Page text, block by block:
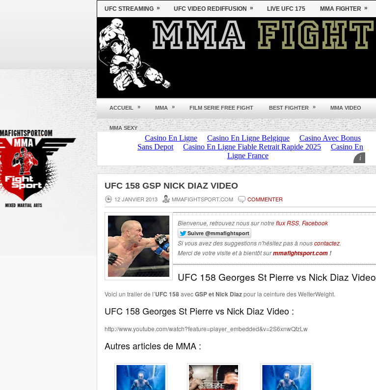
UFC STREAMING » UFC VIDEO REDIFFUSION » LIVE UFC 175 MMA FIGHTER »
ACCUEIL » MMA » FILM SERIE FREE FIGHT BEST FIGHTER » MMA VIDEO
MMA SEXY
UFC 158 GSP NICK DIAZ VIDEO
12 JANVIER 2013 MMAFIGHTSPORT.COM COMMENTER
Bienvenue, retrouvez nous sur notreflux RSS, Facebook
Si vous avez des suggestions n'hésitez pas à nouscontactez.
Merci de votre visite et à bientôt surmmafightsport.com!
UFC 158 Georges St Pierre vs Nick Diaz Video
Voici un trailer de l’UFC 158avecGSP et Nick Diazpour la ceinture des WelterWeight.
UFC 158 Georges St Pierre vs Nick Diaz Video :
http://www.youtube.com/watch?feature=player_embedded&v=2S6xnwQfzLw
Autres articles de MMA :